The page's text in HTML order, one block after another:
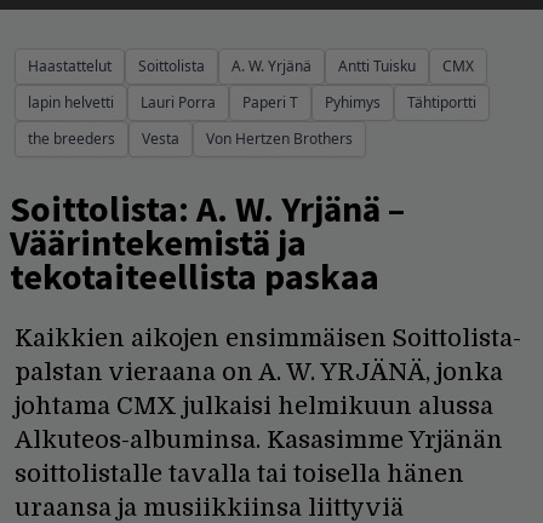
Haastattelut Soittolista A. W. Yrjänä Antti Tuisku
CMX
lapin helvetti
Lauri Porra Paperi T Pyhimys
Tähtiportti
the breeders
Vesta Von Hertzen Brothers
Soittolista: A. W. Yrjänä –
Väärintekemistä ja
tekotaiteellista paskaa
Kaikkien aikojen ensimmäisen Soittolista-
palstan vieraana on A. W. YRJÄNÄ, jonka
johtama CMX julkaisi helmikuun alussa
Alkuteos-albuminsa. Kasasimme Yrjänän
soittolistalle tavalla tai toisella hänen
uraansa ja musiikkiinsa liittyviä